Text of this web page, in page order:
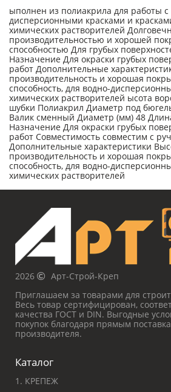
ыполнен из полиакрила для работы с
дисперсионными красками и
химических растворителей
производительностью и хорошей
способностью Для грубых
Назначение Для окраски грубых
работ Дополнительные
производительность и хорошая
способность, для водно-
химических растворителей ысота
шубки Полиакрил Диаметр под
Валик сменный Диаметр (мм) 48
Назначение Для окраски грубых
работ Совместимость совместим с
Дополнительные характеристики
производительность и хорошая
способность, для водно-
химических растворителей
2026
Арт-Строй-Креп
Приглашаем за товарами для
Весь товар сертифицирован,
качества ГОСТ и DIN. Выгодные
покупок благодаря прямым
производителя.
Каталог
1. КРЕПЕЖ